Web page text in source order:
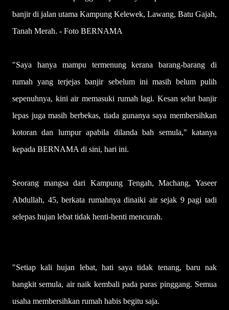
banjir di jalan utama Kampung Kelewek, Lawang, Batu Gajah,
Tanah Merah. - Foto BERNAMA
"Saya hanya mampu termenung kerana barang-barang di
rumah yang terjejas banjir sebelum ini masih belum pulih
sepenuhnya, kini air memasuki rumah lagi. Kesan selut banjir
lepas juga masih berbekas, tiada gunanya saya membersihkan
kotoran dan lumpur apabila dilanda bah semula," katanya
kepada BERNAMA di sini, hari ini.
Seorang mangsa dari Kampung Tengah, Machang, Yaseer
Abdullah, 45, berkata rumahnya dinaiki air sejak 9 pagi tadi
selepas hujan lebat tidak henti-henti mencurah.
"Setiap kali hujan lebat, hati saya tidak tenang, baru nak
bangkit semula, air naik kembali pada paras pinggang. Semua
usaha membersihkan rumah habis begitu saja.